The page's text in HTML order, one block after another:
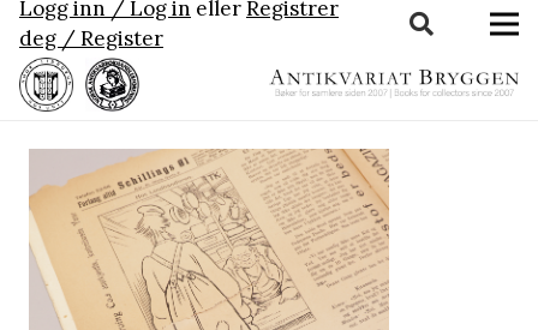
Logg inn / Log in ellerRegistrer
deg / Register